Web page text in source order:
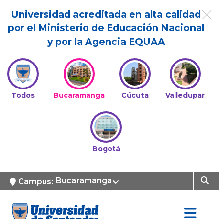
Universidad acreditada en alta calidad
por el Ministerio de Educación Nacional
y por la Agencia EQUAA
Todos Bucaramanga Cúcuta Valledupar
Bogotá
Campus: Bucaramanga